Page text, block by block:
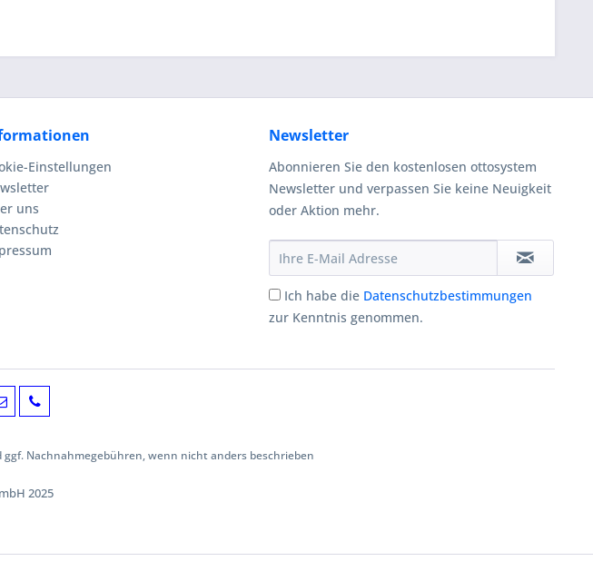
Einstellungen
uns
Newsletter
Abonnieren Sie den kostenlosen ottosystem
Newsletter und verpassen Sie keine Neuigkeit
oder Aktion mehr.
Ich habe die Datenschutzbestimmungen
zur Kenntnis genommen.
ggf. Nachnahmegebühren, wenn nicht anders beschrieben
2025